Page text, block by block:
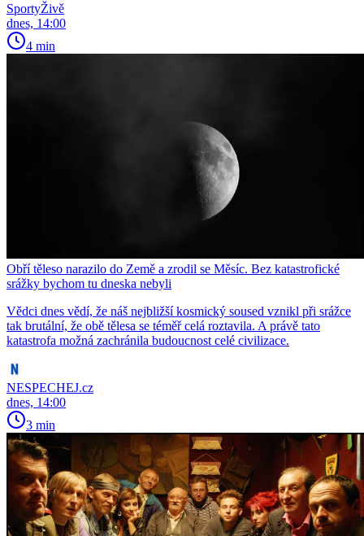
SportyŽivě
dnes, 14:00
4 min
Obří těleso narazilo do Země a zrodil se Měsíc. Bez katastrofické
srážky bychom tu dneska nebyli
Vědci dnes vědí, že náš nejbližší kosmický soused vznikl při srážce
tak brutální, že obě tělesa se téměř celá roztavila. A právě tato
katastrofa možná zachránila budoucnost celé civilizace.
NESPECHEJ.cz
dnes, 14:00
3 min